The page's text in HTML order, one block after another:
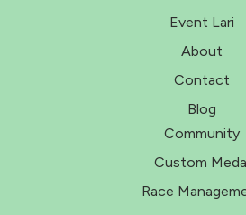
Event Lari
About
Contact
Blog
Community
Custom
Race